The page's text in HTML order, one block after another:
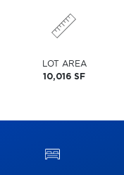
LOT AREA
10,016 SF